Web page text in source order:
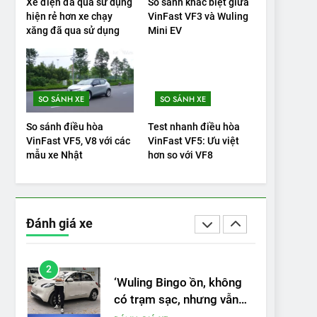
hiện rẻ hơn xe chạy
xăng đã qua sử dụng
VinFast VF3 và Wuling
Mini EV
SO SÁNH XE
So sánh điều hòa
VinFast VF5, V8 với các
mẫu xe Nhật
SO SÁNH XE
Test nhanh điều hòa
VinFast VF5: Ưu việt
hơn so với VF8
Đánh giá xe
19
VinFast VF9 có gì để cạnh
tranh với các xe xăng
cùng tầm giá?
ĐÁNH GIÁ XE
20
Đánh giá: Người đam mê
xe điện Hyundai Ioniq 5 N
2025 cho thấy đáng để
ĐÁNH GIÁ XE
1
Xe tốt nhất để mua năm
2025: Green Car Reports
nêu tên 5 người vào
2
‘Wuling Bingo ồn, không
có trạm sạc, nhưng vẫn